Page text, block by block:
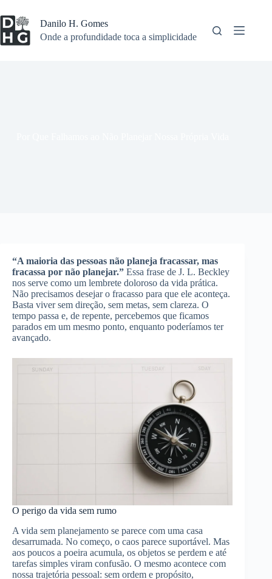
para
o
conteúdo
Danilo H. Gomes
Onde a profundidade toca a simplicidade
“A maioria das pessoas não planeja fracassar, mas
fracassa por não planejar.” Essa frase de J. L. Beckley
nos serve como um lembrete doloroso da vida prática.
Não precisamos desejar o fracasso para que ele aconteça.
Basta viver sem direção, sem metas, sem clareza. O
tempo passa e, de repente, percebemos que ficamos
parados em um mesmo ponto, enquanto poderíamos ter
avançado.
O perigo da vida sem rumo
A vida sem planejamento se parece com uma casa
desarrumada. No começo, o caos parece suportável. Mas
aos poucos a poeira acumula, os objetos se perdem e até
tarefas simples viram confusão. O mesmo acontece com
nossa trajetória pessoal: sem ordem e propósito,